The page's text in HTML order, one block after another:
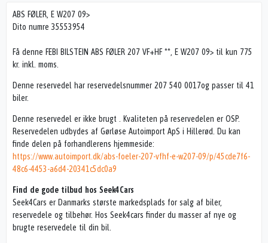
ABS FØLER, E W207 09>
Dito numre 35553954
Få denne FEBI BILSTEIN ABS FØLER 207 VF+HF **, E W207 09> til kun 775
kr. inkl. moms.
Denne reservedel har reservedelsnummer 207 540 0017og passer til 41
biler.
Denne reservedel er ikke brugt . Kvaliteten på reservedelen er OSP.
Reservedelen udbydes af Gørløse Autoimport ApS i Hillerød. Du kan
finde delen på forhandlerens hjemmeside:
https://www.autoimport.dk/abs-foeler-207-vfhf-e-w207-09/p/45cde7f6-
48c6-4453-a6d4-20341c5dc0a9
Find de gode tilbud hos Seek4Cars
Seek4Cars er Danmarks største markedsplads for salg af biler,
reservedele og tilbehør. Hos Seek4cars finder du masser af nye og
brugte reservedele til din bil.